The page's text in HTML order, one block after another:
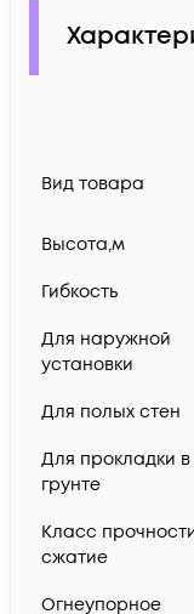
Вид товара
Высота,м
Гибкость
Для наружной
установки
Для полых стен
Для прокладки в
грунте
Класс
сжатие
Огнеупорное